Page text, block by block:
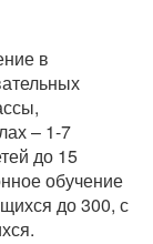
в
– 1-7
до 15
обучение
до 300, с